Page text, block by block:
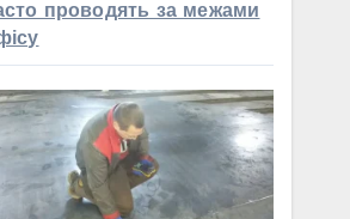
проводять за межами